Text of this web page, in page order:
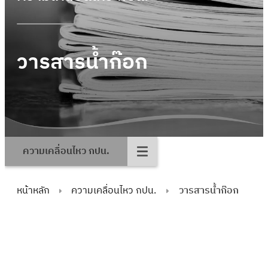
วารสารน้ำก๊อก
ความเคลื่อนไหว กปน.
หน้าหลัก ความเคลื่อนไหว กปน. วารสารน้ำก๊อก